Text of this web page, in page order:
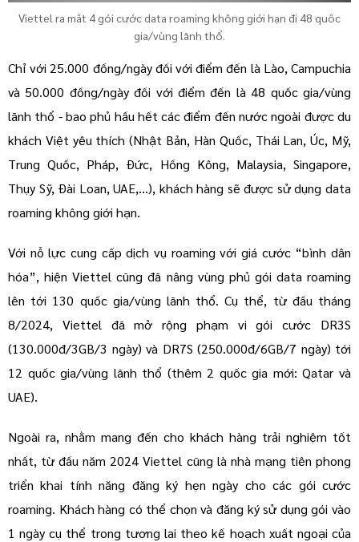
Viettel ra mắt 4 gói cước data roaming không giới hạn đi 48 quốc
gia/vùng lãnh thổ.
Chỉ với 25.000 đồng/ngày đối với điểm đến là Lào, Campuchia
và 50.000 đồng/ngày đối với điểm đến là 48 quốc gia/vùng
lãnh thổ - bao phủ hầu hết các điểm đến nước ngoài được du
khách Việt yêu thích (Nhật Bản, Hàn Quốc, Thái Lan, Úc, Mỹ,
Trung Quốc, Pháp, Đức, Hồng Kông, Malaysia, Singapore,
Thụy Sỹ, Đài Loan, UAE,…), khách hàng sẽ được sử dụng data
roaming không giới hạn.
Với nỗ lực cung cấp dịch vụ roaming với giá cước “bình dân
hóa”, hiện Viettel cũng đã nâng vùng phủ gói data roaming
lên tới 130 quốc gia/vùng lãnh thổ. Cụ thể, từ đầu tháng
8/2024, Viettel đã mở rộng phạm vi gói cước DR3S
(130.000đ/3GB/3 ngày) và DR7S (250.000đ/6GB/7 ngày) tới
12 quốc gia/vùng lãnh thổ (thêm 2 quốc gia mới: Qatar và
UAE).
Ngoài ra, nhằm mang đến cho khách hàng trải nghiệm tốt
nhất, từ đầu năm 2024 Viettel cũng là nhà mạng tiên phong
triển khai tính năng đăng ký hẹn ngày cho các gói cước
roaming. Khách hàng có thể chọn và đăng ký sử dụng gói vào
1 ngày cụ thể trong tương lai theo kế hoạch xuất ngoại của